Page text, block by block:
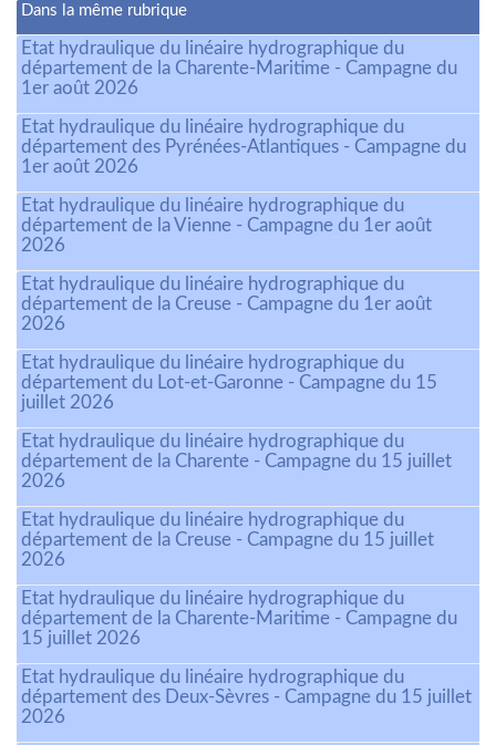
Dans la même rubrique
Etat hydraulique du linéaire hydrographique du
département de la Charente-Maritime - Campagne du
1er août 2026
Etat hydraulique du linéaire hydrographique du
département des Pyrénées-Atlantiques - Campagne du
1er août 2026
Etat hydraulique du linéaire hydrographique du
département de la Vienne - Campagne du 1er août
2026
Etat hydraulique du linéaire hydrographique du
département de la Creuse - Campagne du 1er août
2026
Etat hydraulique du linéaire hydrographique du
département du Lot-et-Garonne - Campagne du 15
juillet 2026
Etat hydraulique du linéaire hydrographique du
département de la Charente - Campagne du 15 juillet
2026
Etat hydraulique du linéaire hydrographique du
département de la Creuse - Campagne du 15 juillet
2026
Etat hydraulique du linéaire hydrographique du
département de la Charente-Maritime - Campagne du
15 juillet 2026
Etat hydraulique du linéaire hydrographique du
département des Deux-Sèvres - Campagne du 15 juillet
2026